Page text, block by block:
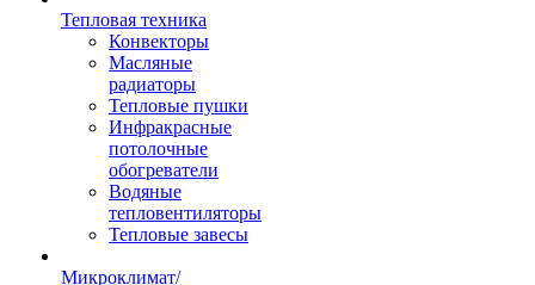
Тепловая техника
Конвекторы
Масляные
радиаторы
Тепловые пушки
Инфракрасные
потолочные
обогреватели
Водяные
тепловентиляторы
Тепловые завесы
Микроклимат/